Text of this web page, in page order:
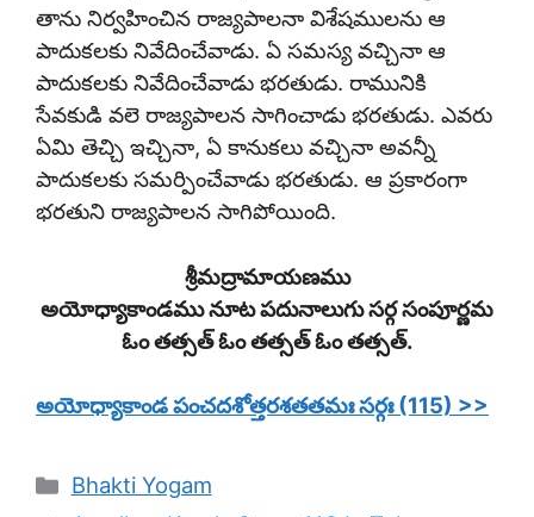
తాను నిర్వహించిన రాజ్యపాలనా విశేషములను ఆ
పాదుకలకు నివేదించేవాడు. ఏ సమస్య వచ్చినా ఆ
పాదుకలకు నివేదించేవాడు భరతుడు. రామునికి
సేవకుడి వలె రాజ్యపాలన సాగించాడు భరతుడు. ఎవరు
ఏమి తెచ్చి ఇచ్చినా, ఏ కానుకలు వచ్చినా అవన్నీ
పాదుకలకు సమర్పించేవాడు భరతుడు. ఆ ప్రకారంగా
భరతుని రాజ్యపాలన సాగిపోయింది.
శ్రీమద్రామాయణము
అయోధ్యాకాండము నూట పదునాలుగు సర్గ సంపూర్ణమ
ఓం తత్సత్ ఓం తత్సత్ ఓం తత్సత్.
అయోధ్యాకాండ పంచదశోత్తరశతతమః సర్గః (115) >>
Categories
Bhakti Yogam